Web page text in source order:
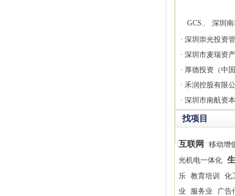
GCS.. 深圳南
· 深圳崇光投资
· 深圳市麦瑞资
· 厚德投资（中
· 禾润控股有限
· 深圳市南航资
找项目
互联网 移动增
光机电一体化
乐 教育培训 化
业
服务业 广告